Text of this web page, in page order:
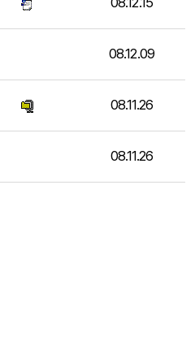
08.12.09
08.11.26
08.11.26